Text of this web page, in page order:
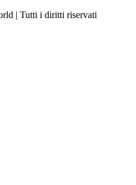
| Tutti i diritti riservati